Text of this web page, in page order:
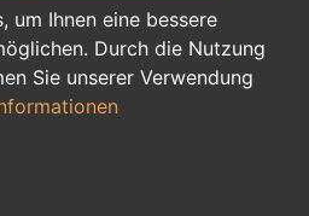
um Ihnen eine bessere
Durch die Nutzung
Sie unserer Verwendung
Sekretariat
Nebenjobs
duale Ausbildung